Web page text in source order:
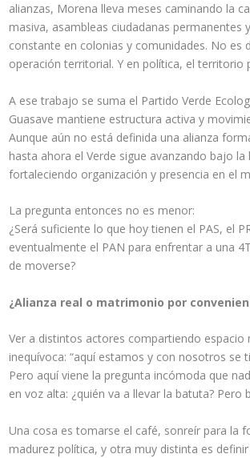
alianzas, Morena lleva meses caminando la
masiva, asambleas ciudadanas permanentes
constante en colonias y comunidades. No es
operación territorial. Y en política, el territorio
A ese trabajo se suma el Partido Verde
Guasave mantiene estructura activa y
Aunque aún no está definida una alianza
hasta ahora el Verde sigue avanzando bajo la
fortaleciendo organización y presencia en el
La pregunta entonces no es menor:
¿Será suficiente lo que hoy tienen el PAS, el
eventualmente el PAN para enfrentar a una
de moverse?
¿Alianza real o matrimonio por
Ver a distintos actores compartiendo espacio
inequívoca: “aquí estamos y con nosotros se
Pero aquí viene la pregunta incómoda que
en voz alta: ¿quién va a llevar la batuta? Pero
Una cosa es tomarse el café, sonreír para la
madurez política, y otra muy distinta es